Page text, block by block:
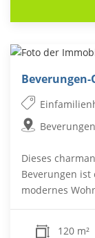
Dieses
Beverungen
modernes
120 m²